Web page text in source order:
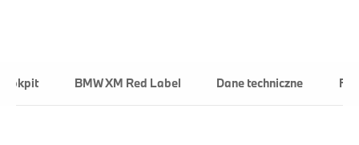
Kokpit BMW XM Red Label Dane techniczne